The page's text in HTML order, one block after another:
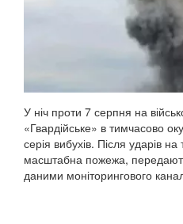
У ніч проти 7 серпня на
«Гвардійське» в тимчасово
серія вибухів. Після ударів
масштабна пожежа,
даними моніторингового